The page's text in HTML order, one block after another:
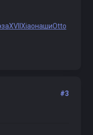
XVII XiaoнашиOtto
#3